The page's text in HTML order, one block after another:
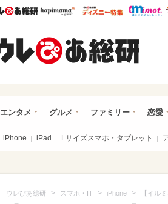
ウレぴあ総研ハピママ* ウレぴあ
エンタメ グルメ ファミリー 恋愛
iPhone iPad Lサイズスマホ・タブレット
ウレぴあ総研 > スマホ・IT > iPhone > 【イル